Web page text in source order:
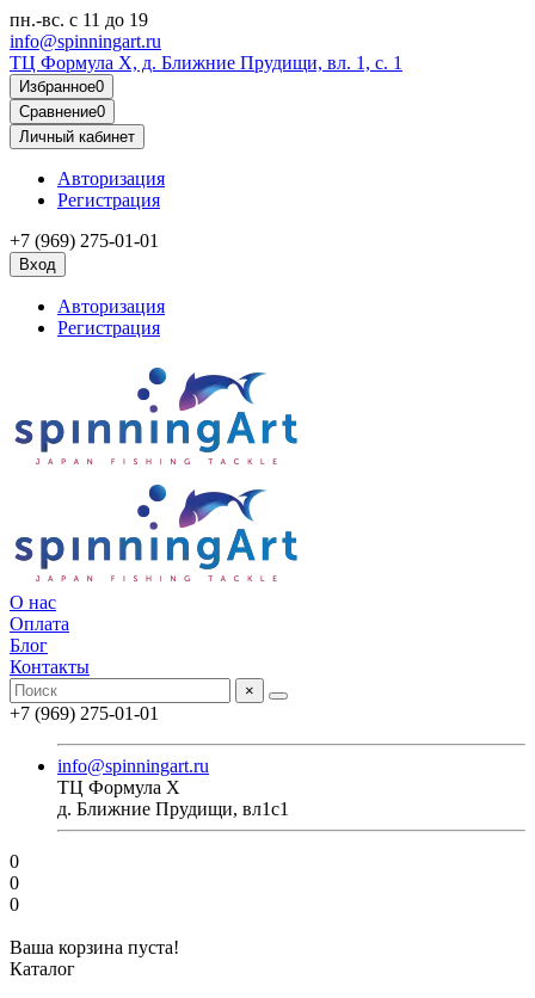
пн.-вс. с 11 до 19
info@spinningart.ru
ТЦ Формула X, д. Ближние Прудищи, вл. 1, с. 1
Избранное0
Сравнение0
Личный кабинет
Авторизация
Регистрация
+7 (969) 275-01-01
Вход
Авторизация
Регистрация
О нас
Оплата
Блог
Контакты
×
+7 (969) 275-01-01
info@spinningart.ru
ТЦ Формула X
д. Ближние Прудищи, вл1с1
0
0
0
Ваша корзина пуста!
Каталог